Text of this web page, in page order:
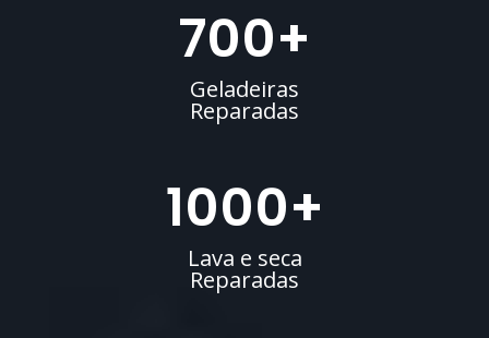
700+
Geladeiras
Reparadas
1000+
Lava e seca
Reparadas